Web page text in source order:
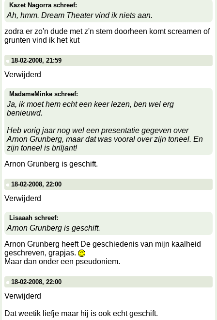
Kazet Nagorra schreef:
Ah, hmm. Dream Theater vind ik niets aan.
zodra er zo'n dude met z'n stem doorheen komt screamen of
grunten vind ik het kut
18-02-2008, 21:59
Verwijderd
MadameMinke schreef:
Ja, ik moet hem echt een keer lezen, ben wel erg
benieuwd.
Heb vorig jaar nog wel een presentatie gegeven over
Arnon Grunberg, maar dat was vooral over zijn toneel. En
zijn toneel is briljant!
Arnon Grunberg is geschift.
18-02-2008, 22:00
Verwijderd
Lisaaah schreef:
Arnon Grunberg is geschift.
Arnon Grunberg heeft De geschiedenis van mijn kaalheid
geschreven, grapjas.
Maar dan onder een pseudoniem.
18-02-2008, 22:00
Verwijderd
Dat weetik liefje maar hij is ook echt geschift.